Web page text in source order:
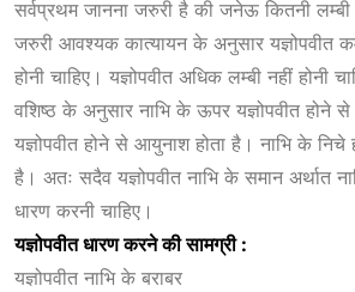
सर्वप्रथम जानना जरुरी है की जनेऊ कितनी लम्बी
जरुरी आवश्यक कात्यायन के अनुसार यज्ञोपवीत
होनी चाहिए। यज्ञोपवीत अधिक लम्बी नहीं होनी
वशिष्ठ के अनुसार नाभि के ऊपर यज्ञोपवीत होने से
यज्ञोपवीत होने से आयुनाश होता है। नाभि के निचे
है। अतः सदैव यज्ञोपवीत नाभि के समान अर्थात
धारण करनी चाहिए।
यज्ञोपवीतधारणकरनेकीसामग्री :
यज्ञोपवीत नाभि के बराबर